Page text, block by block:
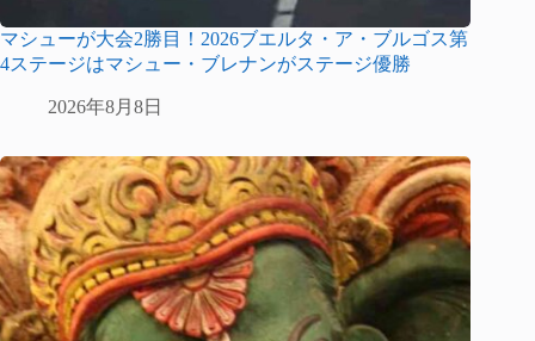
マシューが大会2勝目！2026ブエルタ・ア・ブルゴス第
4ステージはマシュー・ブレナンがステージ優勝
2026年8月8日